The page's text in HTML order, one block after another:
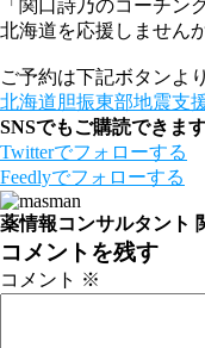
「関口詩乃のコーチン
北海道を応援しません
ご予約は下記ボタンよ
北海道胆振東部地震支
SNSでもご購読できます
Twitterでフォローする
Feedlyでフォローする
薬情報コンサルタント
コメントを残す
コメント ※